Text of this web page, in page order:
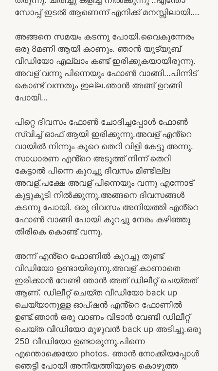
സോപ്പ് ഇടൽ ആണെന്ന് എനിക്ക് മനസ്സിലായി….
അങ്ങനെ സമയം കടന്നു പോയി.വൈകുന്നേരം
ഒരു 8മണി ആയി കാണും. ഞാൻ യൂട്യൂബ്
വീഡിയോ എല്ലാം കണ്ട് ഇരിക്കുകയായിരുന്നു.
അവള് വന്നു പിന്നെയും ഫോൺ വാങ്ങി…പിന്നിട്
കൊണ്ട് വന്നതും ഇല്ല.ഞാൻ അങ്ങ് ഉറങ്ങി
പോയി…
പിറ്റെ ദിവസം ഫോൺ ചോദിച്ചപ്പോൾ ഫോൺ
സ്വിച്ച് ഓഫ് ആയി ഇരിക്കുന്നു.അവള് എൻ്റെ
വായിൽ നിന്നും കുറെ തെറി വിളി കേട്ടു അന്നു.
സാധാരണ എൻ്റെ അടുത്ത് നിന്ന് തെറി
കേട്ടാൽ പിന്നെ കുറച്ചു ദിവസം മിണ്ടില്ല
അവള്.പക്ഷേ അവള് പിന്നെയും വന്നു എന്നോട്
കൂട്ടുകൂടി നിൽക്കുന്നു.അങ്ങനെ ദിവസങ്ങൾ
കടന്നു പോയി. ഒരു ദിവസം അനിയത്തി എൻ്റെ
ഫോൺ വാങ്ങി പോയി കുറച്ചു നേരം കഴിഞ്ഞു
തിരികെ കൊണ്ട് വന്നു.
അന്ന് എൻ്റെ ഫോണിൽ കുറച്ചു തുണ്ട്
വീഡിയോ ഉണ്ടായിരുന്നു.അവള് കാണാതെ
ഇരിക്കാൻ വേണ്ടി ഞാൻ അത് ഡിലീറ്റ് ചെയ്തത്
ആണ്. ഡിലീറ്റ് ചെയ്ത വീഡിയോ back up
ചെയ്യാനുള്ള ഓപ്ഷൻ എൻ്റെ ഫോണിൽ
ഉണ്ട്.ഞാൻ ഒരു വാണം വിടാൻ വേണ്ടി ഡിലീറ്റ്
ചെയ്ത വീഡിയോ മുഴുവൻ back up അടിച്ചു.ഒരു
250 വീഡിയോ ഉണ്ടാരുന്നു.പിന്നെ
എന്തൊക്കെയോ photos. ഞാൻ നോക്കിയപ്പോൾ
ഞെട്ടി പോയി അനിയത്തിയുടെ കൊഴുത്ത